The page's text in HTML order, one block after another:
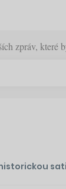
zpráv, které